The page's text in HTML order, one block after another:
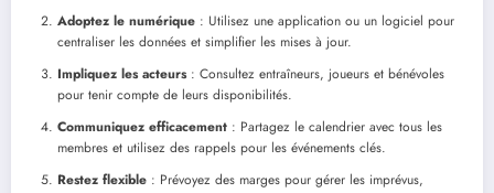
Adoptez le numérique : Utilisez une application ou un logiciel pour
centraliser les données et simplifier les mises à jour.
Impliquez les acteurs: Consultez entraîneurs, joueurs et bénévoles
pour tenir compte de leurs disponibilités.
Communiquez efficacement : Partagez le calendrier avec tous les
membres et utilisez des rappels pour les événements clés.
Restez flexible : Prévoyez des marges pour gérer les imprévus,